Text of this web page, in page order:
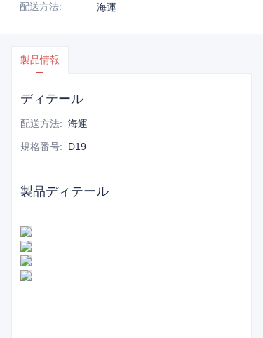
配送方法: 海運
製品情報
ディテール
配送方法: 海運
規格番号: D19
製品ディテール